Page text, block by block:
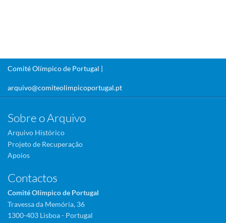
Comité Olímpico de Portugal |
arquivo@comiteolimpicoportugal.pt
Sobre o Arquivo
Arquivo Histórico
Projeto de Recuperação
Apoios
Contactos
Comité Olímpico de Portugal
Travessa da Memória, 36
1300-403 Lisboa - Portugal